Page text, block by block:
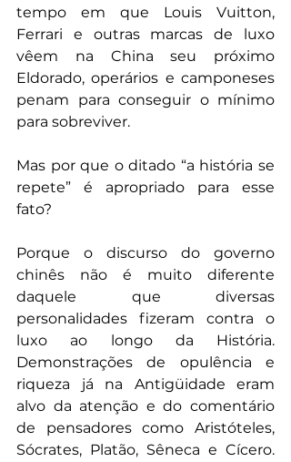
tempo em que Louis Vuitton,
Ferrari e outras marcas de luxo
vêem na China seu próximo
Eldorado, operários e camponeses
penam para conseguir o mínimo
para sobreviver.
Mas por que o ditado “a história se
repete” é apropriado para esse
fato?
Porque o discurso do governo
chinês não é muito diferente
daquele que diversas
personalidades fizeram contra o
luxo ao longo da História.
Demonstrações de opulência e
riqueza já na Antigüidade eram
alvo da atenção e do comentário
de pensadores como Aristóteles,
Sócrates, Platão, Sêneca e Cícero.